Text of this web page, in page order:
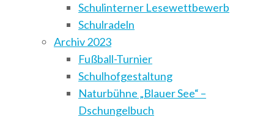
Schulinterner Lesewettbewerb
Schulradeln
Archiv 2023
Fußball-Turnier
Schulhofgestaltung
Naturbühne „Blauer See“ –
Dschungelbuch